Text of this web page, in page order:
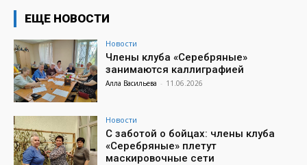
ЕЩЕ НОВОСТИ
Новости
Члены клуба «Серебряные»
занимаются каллиграфией
Алла Васильева - 11.06.2026
Новости
С заботой о бойцах: члены клуба
«Серебряные» плетут
маскировочные сети